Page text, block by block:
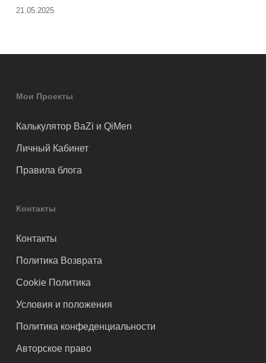
21.05.2025
Мои Проекты
Калькулятор BaZi и QiMen
Личный Кабинет
Правила блога
Контакты
Контакты
Политика Возврата
Cookie Политика
Условия и положения
Политика конфеденциальности
Авторское право